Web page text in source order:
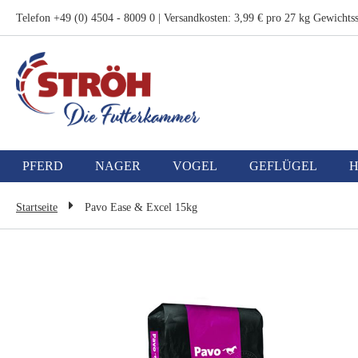
Telefon +49 (0) 4504 - 8009 0 | Versandkosten: 3,99 € pro 27 kg
Zum
Inhalt
springen
PFERD NAGER VOGEL GEFLÜGEL
Startseite Pavo Ease & Excel 15kg